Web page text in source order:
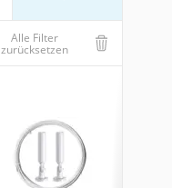
Alle Filter
zurücksetzen